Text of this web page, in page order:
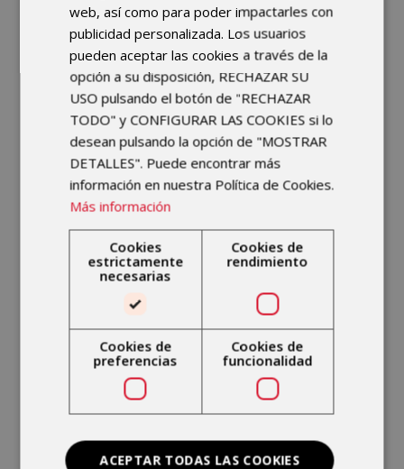
Haz clic o arrastra archivos a esta
área para subirlos.
Puedes subir hasta 3 archivos.
Responsable del tratamiento:INSTITUTO
MUSCULO ESQUELETICO EUROPEO S.L
Finalidad:
Gestionar las solicitudes de empleo
por parte de candidatos.
Derechos:El interesado podrá ejercitar en
rectificación, supresión, oposición, limitación y
portabilidad siguiendo las indicaciones
incluidas en la política de protección de datos.
He leído y acepto los términos y
condiciones de la
política de privacidad
web, así como para poder impactarles con
publicidad personalizada. Los usuarios
pueden aceptar las cookies a través de la
opción a su disposición, RECHAZAR SU
USO pulsando el botón de "RECHAZAR
TODO" y CONFIGURAR LAS COOKIES si lo
desean pulsando la opción de "MOSTRAR
DETALLES". Puede encontrar más
información en nuestra Política de Cookies.
Más información
Cookies
estrictamente
necesarias
Cookies de
rendimiento
Cookies de
preferencias
Cookies de
funcionalidad
ACEPTAR TODAS LAS COOKIES